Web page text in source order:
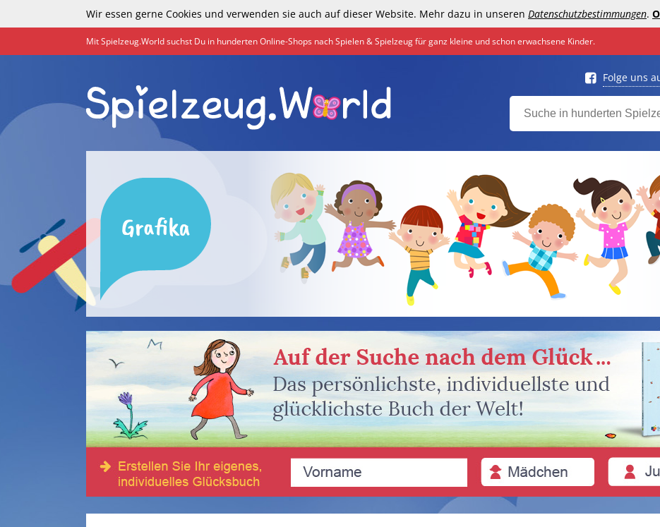
Wir essen gerne Cookies und verwenden sie auch auf dieser Website. Mehr dazu in unseren Datenschutzbestimmungen.
Mit Spielzeug.World suchst Du in hunderten Online-Shops nach Spielen & Spielzeug für ganz kleine und schon erwachsene Kinder.
Folge uns
Grafika